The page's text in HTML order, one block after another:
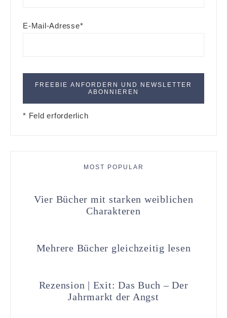
E-Mail-Adresse*
* Feld erforderlich
MOST POPULAR
Vier Bücher mit starken weiblichen
Charakteren
Mehrere Bücher gleichzeitig lesen
Rezension | Exit: Das Buch – Der
Jahrmarkt der Angst